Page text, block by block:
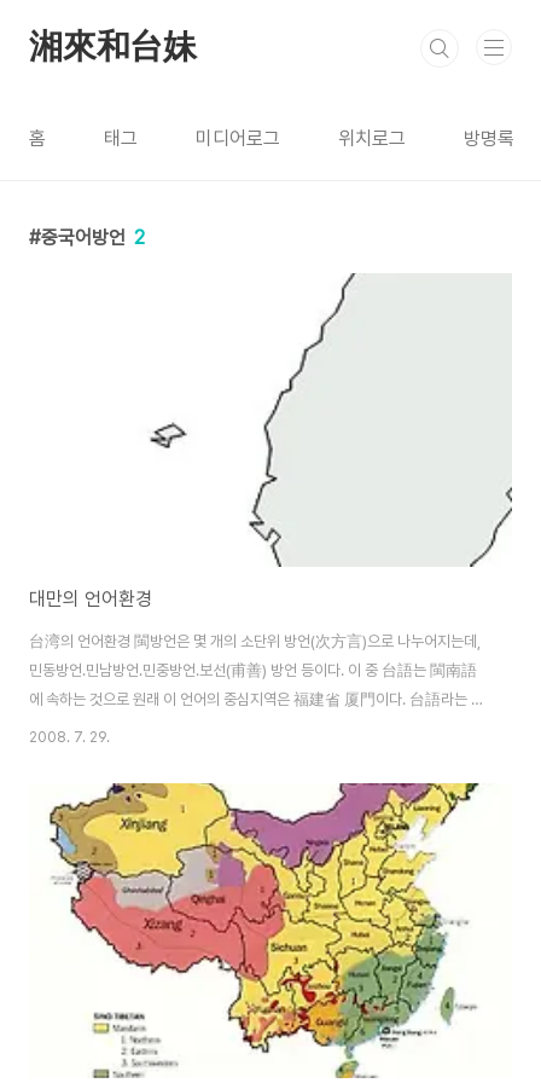
湘來和台妹
홈 태그 미디어로그 위치로그 방명록
중국어방언 2
대만의 언어환경
台湾의 언어환경 閩방언은 몇 개의 소단위 방언(次方言)으로 나누어지는데,
민동방언․민남방언․민중방언․보선(甫善) 방언 등이다. 이 중 台語는 閩南語
에 속하는 것으로 원래 이 언어의 중심지역은 福建省 厦門이다. 台語라는 명
칭은 원래는 없었는데 어느 방언이나 그렇듯 경제 문화적인 중심지로 부각되면
語라는 명칭으로 불리게 되었다. 台灣의 언어환경은 크게 대륙의 보통화를 옮
겨온 국어와, 토착민의 언어인 台語로 대별된다. 台北의 언어실태는 북경에서
멀리 떨어진 지역에서 표준말의 사용이 확산되고 뿌리를 내림에 따라 겪게 되
는 발전과정에 있어서의 흥미로운 실례들을 제공해 주기도 한다. 방언이라는
관점에서 보자면 台北의 인구는 매우 이질적인 요소들..
2008. 7. 29.